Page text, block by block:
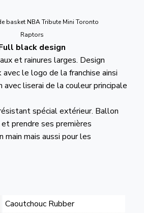
black design
et rainures larges. Design
le logo de la franchise ainsi
liserai de la couleur principale
spécial extérieur. Ballon
prendre ses premières
main mais aussi pour les
Caoutchouc Rubber